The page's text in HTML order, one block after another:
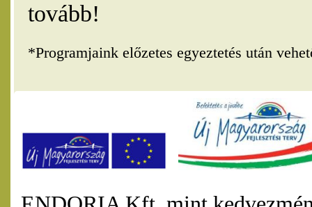
tovább!
*Programjaink előzetes egyeztetés után